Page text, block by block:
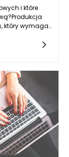
i które
który wymaga